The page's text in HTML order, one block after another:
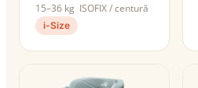
15–36 kg ISOFIX / centură
i-Size